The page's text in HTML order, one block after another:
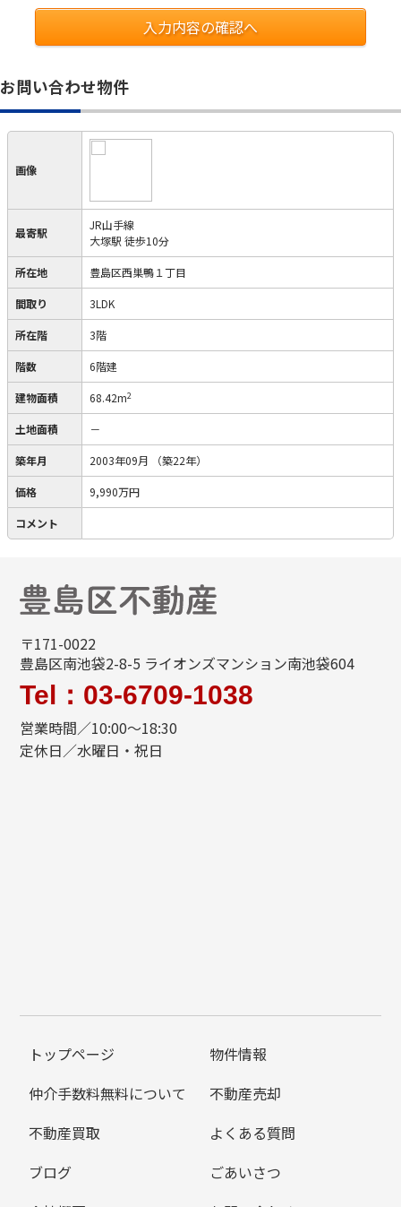
入力内容の確認へ
お問い合わせ物件
画像
最寄駅
JR山手線
大塚駅 徒歩10分
所在地 豊島区西巣鴨１丁目
間取り 3LDK
所在階 3階
階数 6階建
建物面積 68.42m2
土地面積 －
築年月 2003年09月 （築22年）
価格 9,990万円
コメント
〒171-0022
豊島区南池袋2-8-5 ライオンズマンション南池袋604
Tel：03-6709-1038
営業時間／10:00～18:30
定休日／水曜日・祝日
トップページ
物件情報
仲介手数料無料について
不動産売却
不動産買取
よくある質問
ブログ
ごあいさつ